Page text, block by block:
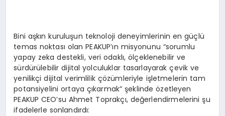
Bini aşkın kuruluşun teknoloji deneyimlerinin en güçlü
temas noktası olan PEAKUP’ın misyonunu “sorumlu
yapay zeka destekli, veri odaklı, ölçeklenebilir ve
sürdürülebilir dijital yolculuklar tasarlayarak çevik ve
yenilikçi dijital verimlilik çözümleriyle işletmelerin tam
potansiyelini ortaya çıkarmak” şeklinde özetleyen
PEAKUP CEO’su Ahmet Toprakçı, değerlendirmelerini şu
ifadelerle sonlandırdı: